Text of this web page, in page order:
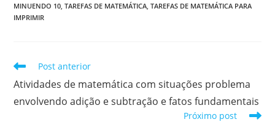
MINUENDO 10 TAREFAS DE MATEMÁTICA TAREFAS DE MATEMÁTICA PARA
IMPRIMIR
Leia
artigos
Post anterior
Atividades de matemática com situações problema
envolvendo adição e subtração e fatos fundamentais
Próximo post